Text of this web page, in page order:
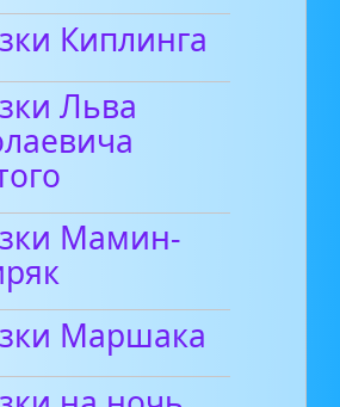
Киплинга
Льва
Мамин-
Маршака